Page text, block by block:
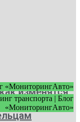
«МониторингАвто»
транспорта | Блог
«МониторингАвто»
изменятся
с 1